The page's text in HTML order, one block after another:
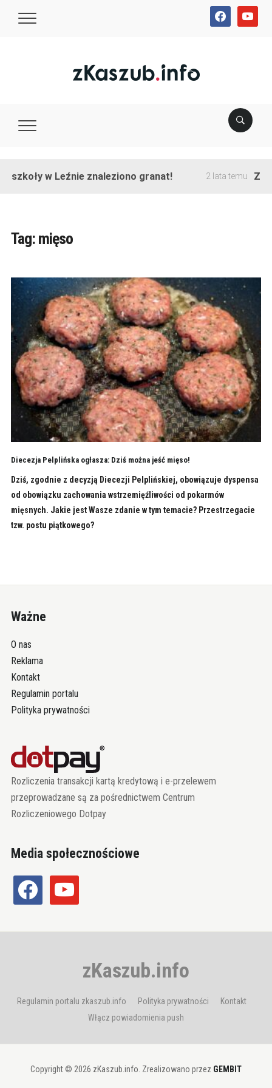
facebookyoutube
szkoły w Leźnie znaleziono granat! 2 lata temu
Tag: mięso
Diecezja Pelplińska ogłasza: Dziś można jeść mięso!
Dziś, zgodnie z decyzją Diecezji Pelplińskiej, obowiązuje dyspensa
od obowiązku zachowania wstrzemięźliwości od pokarmów
mięsnych. Jakie jest Wasze zdanie w tym temacie? Przestrzegacie
tzw. postu piątkowego?
Ważne
O nas
Reklama
Kontakt
Regulamin portalu
Polityka prywatności
Rozliczenia transakcji kartą kredytową i e-przelewem
przeprowadzane są za pośrednictwem Centrum
Rozliczeniowego Dotpay
Media społecznościowe
facebook youtube
zKaszub.info
Regulamin portalu zkaszub.info Polityka prywatności
Kontakt
Włącz powiadomienia push
Copyright © 2026 zKaszub.info. Zrealizowano przez GEMBIT